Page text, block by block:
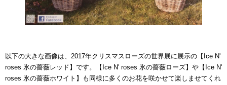
以下の大きな画像は、2017年クリスマスローズの世界展に展示の【Ice N'
roses 氷の薔薇レッド】です。【Ice N' roses 氷の薔薇ローズ】や【Ice N'
roses 氷の薔薇ホワイト】も同様に多くのお花を咲かせて楽しませてくれ